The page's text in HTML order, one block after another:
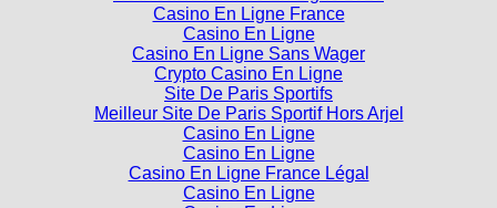
Casino En Ligne France
Casino En Ligne
Casino En Ligne Sans Wager
Crypto Casino En Ligne
Site De Paris Sportifs
Meilleur Site De Paris Sportif Hors Arjel
Casino En Ligne
Casino En Ligne
Casino En Ligne France Légal
Casino En Ligne